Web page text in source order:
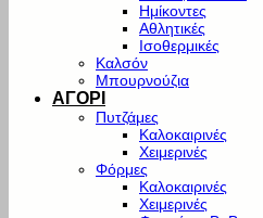
Ημίκοντες
Αθλητικές
Ισοθερμικές
Καλσόν
Μπουρνούζια
ΑΓΟΡΙ
Πυτζάμες
Καλοκαιρινές
Χειμερινές
Φόρμες
Καλοκαιρινές
Χειμερινές